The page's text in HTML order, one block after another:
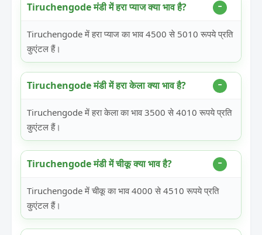
Tiruchengode मंडी में हरा प्याज क्या भाव है?
Tiruchengode में हरा प्याज का भाव 4500 से 5010 रूपये प्रति
कुएंटल हैं।
Tiruchengode मंडी में हरा केला क्या भाव है?
Tiruchengode में हरा केला का भाव 3500 से 4010 रूपये प्रति
कुएंटल हैं।
Tiruchengode मंडी में चीकू क्या भाव है?
Tiruchengode में चीकू का भाव 4000 से 4510 रूपये प्रति
कुएंटल हैं।